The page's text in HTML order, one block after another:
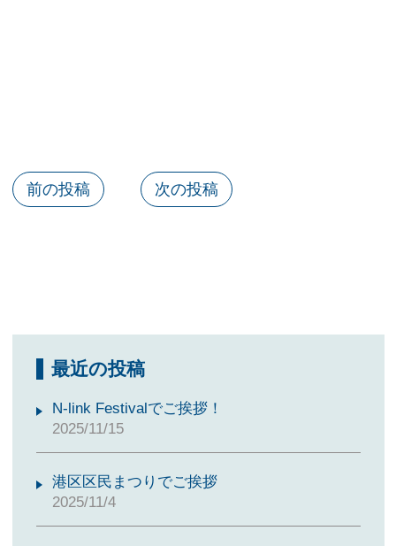
前の投稿 次の投稿
最近の投稿
N-link Festivalでご挨拶！
2025/11/15
港区区民まつりでご挨拶
2025/11/4